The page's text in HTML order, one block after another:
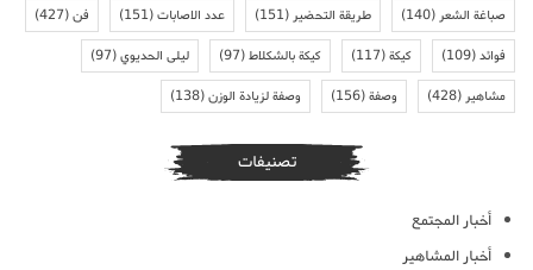
صباغة الشعر(140) طريقة التحضير(151) عدد الاصابات(151) فن(427)
فوائد(109) كيكة(117) كيكة بالشكلاط(97) ليلى الحديوي(97)
مشاهير(428) وصفة(156) وصفة لزيادة الوزن(138)
تصنيفات
أخبار المجتمع
أخبار المشاهير